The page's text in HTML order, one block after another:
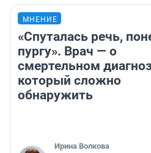
МНЕНИЕ
«Спуталась речь,
пургу». Врач — о
смертельном
который сложно
обнаружить
Ирина Волкова